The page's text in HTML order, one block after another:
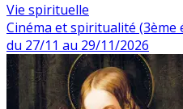
Vie spirituelle
Cinéma et spiritualité (3ème
du 27/11 au 29/11/2026